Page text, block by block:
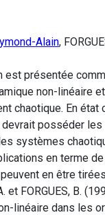
Alain,
est présentée
non-linéaire et
chaotique. En état
devrait posséder
systèmes
en terme de
en être
et FORGUES, B.
linéaire dans les